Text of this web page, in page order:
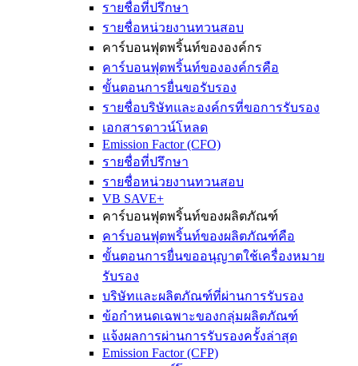
รายชื่อที่ปรึกษา
รายชื่อหน่วยงานทวนสอบ
คาร์บอนฟุตพริ้นท์ขององค์กร
คาร์บอนฟุตพริ้นท์ขององค์กรคือ
ขั้นตอนการยื่นขอรับรอง
รายชื่อบริษัทและองค์กรที่ขอการรับรอง
เอกสารดาวน์โหลด
Emission Factor (CFO)
รายชื่อที่ปรึกษา
รายชื่อหน่วยงานทวนสอบ
VB SAVE+
คาร์บอนฟุตพริ้นท์ของผลิตภัณฑ์
คาร์บอนฟุตพริ้นท์ของผลิตภัณฑ์คือ
ขั้นตอนการยื่นขออนุญาตใช้เครื่องหมาย
รับรอง
บริษัทและผลิตภัณฑ์ที่ผ่านการรับรอง
ข้อกำหนดเฉพาะของกลุ่มผลิตภัณฑ์
แจ้งผลการผ่านการรับรองครั้งล่าสุด
Emission Factor (CFP)